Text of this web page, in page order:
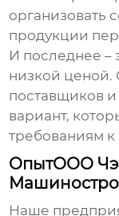
организовать
продукции
И последнее –
низкой ценой.
поставщиков
вариант,
требованиям к
ОпытООО
Наше